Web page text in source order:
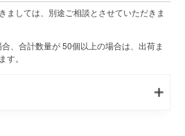
ましては、別途ご相談とさせていただきま
、合計数量が 50個以上の場合は、出荷ま
。